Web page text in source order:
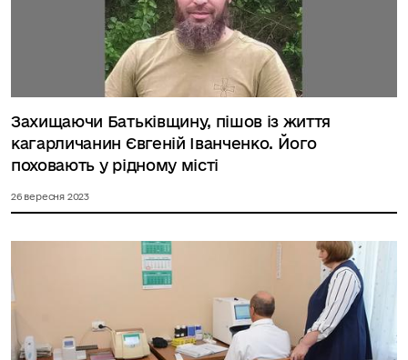
Захищаючи Батьківщину, пішов із життя
кагарличанин Євгеній Іванченко. Його
поховають у рідному місті
26 вересня 2023